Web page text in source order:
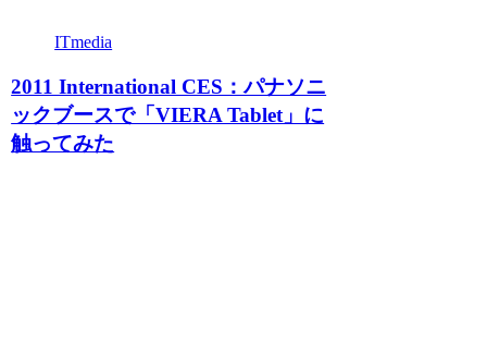
ITmedia
2011 International CES：パナソニ
ックブースで「VIERA Tablet」に
触ってみた